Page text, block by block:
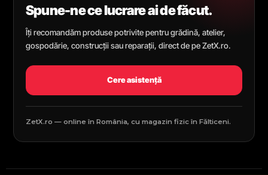
Spune-ne ce lucrare ai de făcut.
Îți recomandăm produse potrivite pentru grădină, atelier,
gospodărie, construcții sau reparații, direct de pe ZetX.ro.
Cere asistență
ZetX.ro — online în România, cu magazin fizic în Fălticeni.